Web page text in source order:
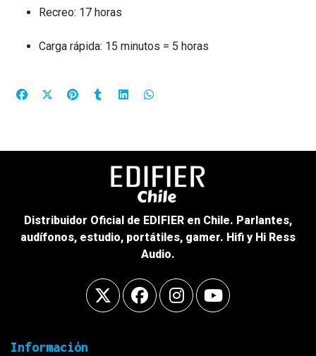
Recreo: 17 horas
Carga rápida: 15 minutos = 5 horas
Distribuidor Oficial de EDIFIER en Chile. Parlantes,
audífonos, estudio, portátiles, gamer. Hifi y Hi Ress
Audio.
Información